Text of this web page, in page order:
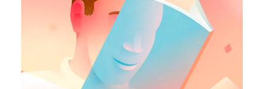
10. Leaders Eat Last – Simon Sinek
11. Let My People Go Surfing: The Education of a
Reluctant Businessman – Yvon Chouinard
12. How to Be a Leader: An Ancient Guide to Wise
Leadership – Plutarch
13. Principles: Life and Work – Ray Dalio